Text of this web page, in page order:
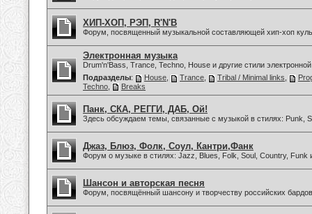
ХИП-ХОП, РЭП, R'N'B
Форум, посвященный музыкальной составляющей хип-хоп
Электронная музыка
Drum'n'Bass, Trance, Techno, House и другие стили
Подразделы: House Trance Tribal / Minimal links
Techno
Breaks
Панк, СКА, РЕГГИ, ДАБ, Ой!
Здесь обсуждаем темы, связанные с музыкой в стилях: Punk,
Джаз, Блюз, Фолк, Соул, Кантри,Фанк
Форум о музыке в стилях: Jazz, Blues, Folk, Soul, Country, Funk
Шансон и авторская песня
Форум, посвящённый шансону и творчеству российских